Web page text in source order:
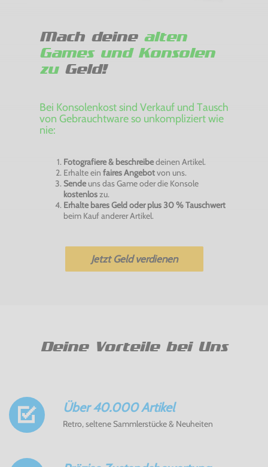
Mach deine alten
Games und Konsolen
zuGeld!
Bei Konsolenkost sind Verkauf und Tausch
von Gebrauchtware so unkompliziert wie
nie:
Fotografiere & beschreibedeinen Artikel.
Erhalte ein faires Angebotvon uns.
Sendeuns das Game oder die Konsole
kostenloszu.
Erhalte bares Geld oder plus 30 % Tauschwert
beim Kauf anderer Artikel.
Jetzt Geld verdienen
Deine Vorteile bei Uns
Über 40.000 Artikel
Retro, seltene Sammlerstücke & Neuheiten